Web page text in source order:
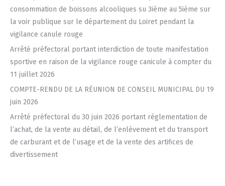
consommation de boissons alcooliques su 3ième au 5ième sur
la voir publique sur le département du Loiret pendant la
vigilance canule rouge
Arrêté préfectoral portant interdiction de toute manifestation
sportive en raison de la vigilance rouge canicule à compter du
11 juillet 2026
COMPTE-RENDU DE LA RÉUNION DE CONSEIL MUNICIPAL DU 19
juin 2026
Arrêté préfectoral du 30 juin 2026 portant réglementation de
l’achat, de la vente au détail, de l’enlèvement et du transport
de carburant et de l’usage et de la vente des artifices de
divertissement